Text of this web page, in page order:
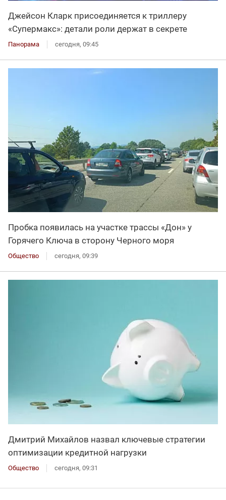
Джейсон Кларк присоединяется к триллеру
«Супермакс»: детали роли держат в секрете
Панорама сегодня, 09:45
Пробка появилась на участке трассы «Дон» у
Горячего Ключа в сторону Черного моря
Общество сегодня, 09:39
Дмитрий Михайлов назвал ключевые стратегии
оптимизации кредитной нагрузки
Общество сегодня, 09:31